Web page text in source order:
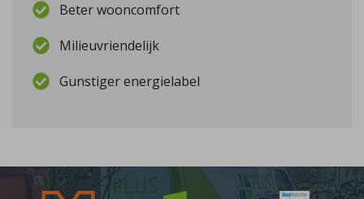
Beter wooncomfort
Milieuvriendelijk
Gunstiger energielabel